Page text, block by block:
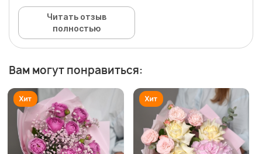
Читать отзыв
полностью
Вам могут понравиться: